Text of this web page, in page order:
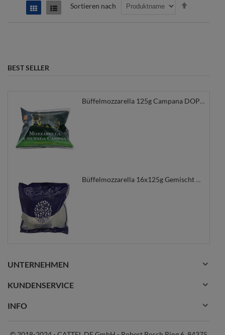
RasterListeSortieren nach
BEST SELLER
Büffelmozzarella 125g Campana DOP PONTE REALE
Büffelmozzarella 16x125g Gemischt REGINELLA
UNTERNEHMEN
KUNDENSERVICE
INFO